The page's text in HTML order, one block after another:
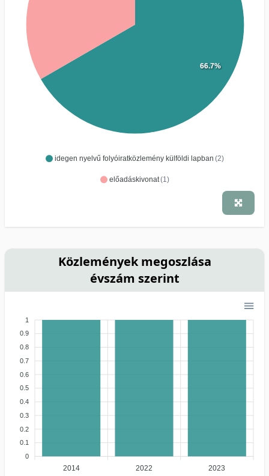
idegen nyelvű folyóiratközlemény külföldi lapban (2)
előadáskivonat(1)
66.7%
Közlemények megoszlása
évszám szerint
1
0.9
0.8
0.7
0.6
0.5
0.4
0.3
0.2
0.1
0
2014 2022 2023